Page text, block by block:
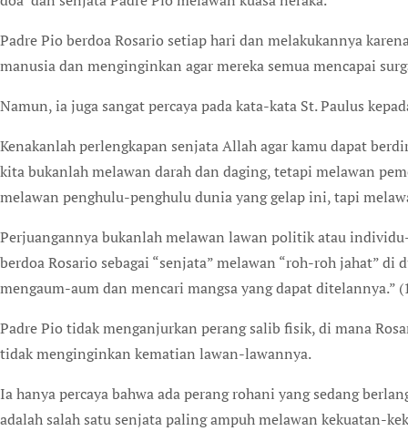
Padre Pio berdoa Rosario setiap hari dan melakukannya
manusia dan menginginkan agar mereka semua mencapai
Namun, ia juga sangat percaya pada kata-kata St. Paulus
Kenakanlah perlengkapan senjata Allah agar kamu dapat
kita bukanlah melawan darah dan daging, tetapi melawan
melawan penghulu-penghulu dunia yang gelap ini, tapi
Perjuangannya bukanlah melawan lawan politik atau
berdoa Rosario sebagai “senjata” melawan “roh-roh jahat”
mengaum-aum dan mencari mangsa yang dapat ditelannya.”
Padre Pio tidak menganjurkan perang salib fisik, di mana
tidak menginginkan kematian lawan-lawannya.
Ia hanya percaya bahwa ada perang rohani yang sedang
adalah salah satu senjata paling ampuh melawan kekuatan-